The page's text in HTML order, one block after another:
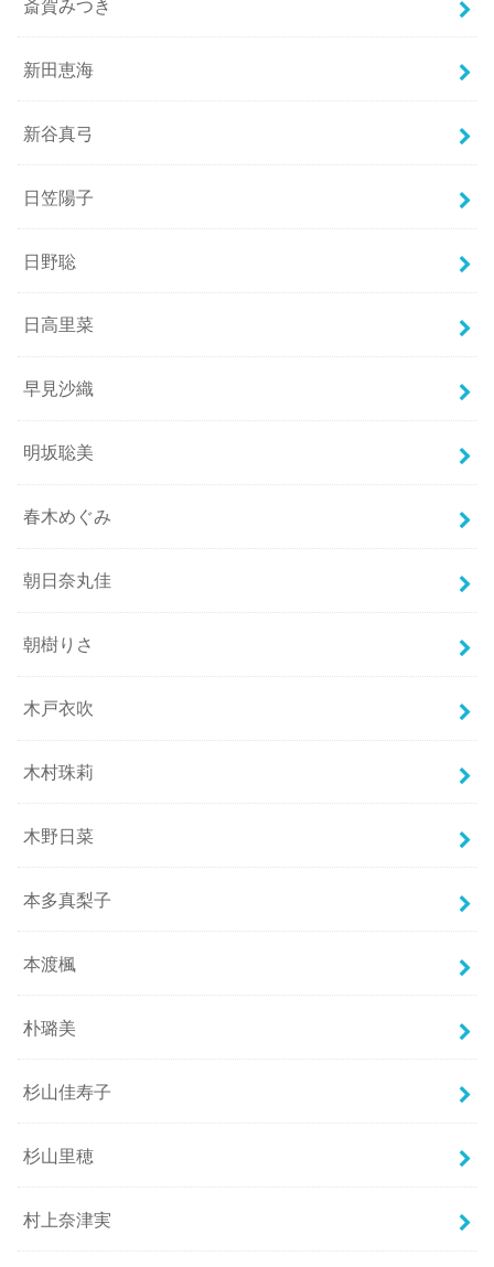
斎賀みつき
新田恵海
新谷真弓
日笠陽子
日野聡
日高里菜
早見沙織
明坂聡美
春木めぐみ
朝日奈丸佳
朝樹りさ
木戸衣吹
木村珠莉
木野日菜
本多真梨子
本渡楓
朴璐美
杉山佳寿子
杉山里穂
村上奈津実